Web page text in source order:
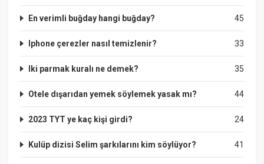
45
En verimli buğday hangi buğday?
33
Iphone çerezler nasıl temizlenir?
35
Iki parmak kuralı ne demek?
44
Otele dışarıdan yemek söylemek yasak mı?
24
2023 TYT ye kaç kişi girdi?
41
Kulüp dizisi Selim şarkılarını kim söylüyor?